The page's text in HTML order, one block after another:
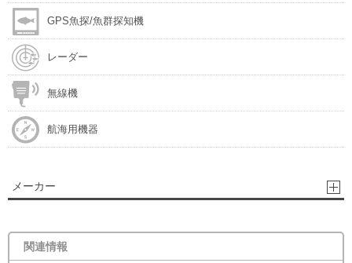
GPS魚探/魚群探知機
レーダー
無線機
航海用機器
メーカー
関連情報